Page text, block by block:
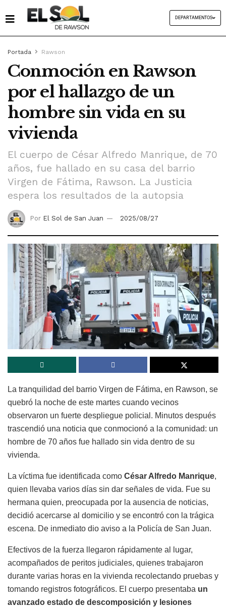
DEPARTAMENTOS
Portada Rawson
Conmoción en Rawson
por el hallazgo de un
hombre sin vida en su
vivienda
El cuerpo de César Alfredo Manrique, de 70
años, fue hallado en su casa del barrio
Virgen de Fátima, Rawson. La Justicia
espera los resultados de la autopsia
Por El Sol de San Juan 2025/08/27
La tranquilidad del barrio Virgen de Fátima, en Rawson, se
quebró la noche de este martes cuando vecinos
observaron un fuerte despliegue policial. Minutos después
trascendió una noticia que conmocionó a la comunidad: un
hombre de 70 años fue hallado sin vida dentro de su
vivienda.
La víctima fue identificada como César Alfredo Manrique,
quien llevaba varios días sin dar señales de vida. Fue su
hermana quien, preocupada por la ausencia de noticias,
decidió acercarse al domicilio y se encontró con la trágica
escena. De inmediato dio aviso a la Policía de San Juan.
Efectivos de la fuerza llegaron rápidamente al lugar,
acompañados de peritos judiciales, quienes trabajaron
durante varias horas en la vivienda recolectando pruebas y
tomando registros fotográficos. El cuerpo presentaba un
avanzado estado de descomposición y lesiones